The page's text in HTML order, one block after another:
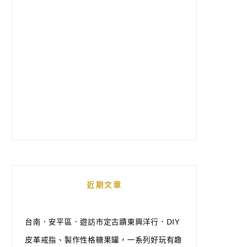
近期文章
台南．安平區．遊訪市定古蹟東興洋行．DIY
皮革戒指、製作性格糖果罐，一系列好玩有趣